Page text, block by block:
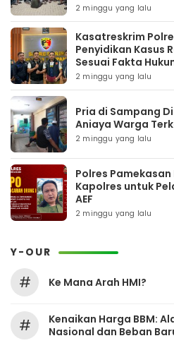
2 minggu yang lalu
Kasatreskrim
Penyidikan Kasus
Sesuai Fakta
2 minggu yang lalu
Pria di Sampang
Aniaya Warga
2 minggu yang lalu
Polres
Kapolres untuk
AEF
2 minggu yang lalu
Y-OUR
# Ke Mana Arah HMI?
#
Kenaikan Harga BBM:
Nasional dan Beban